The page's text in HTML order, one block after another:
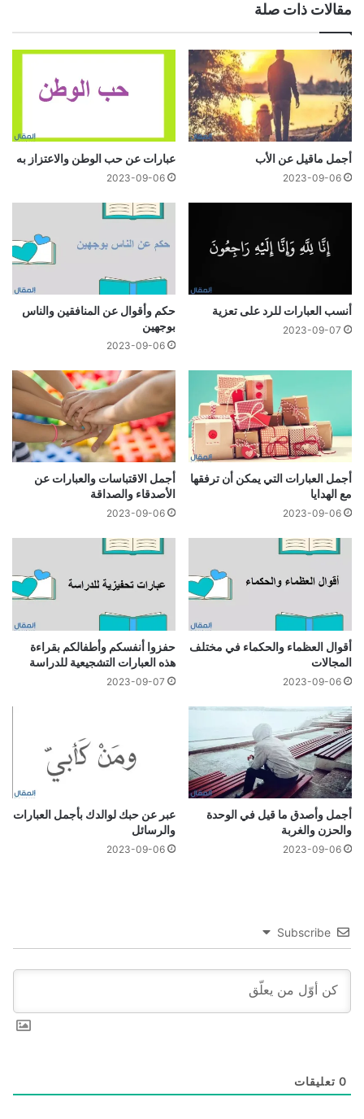
مقالات ذات صلة
أجمل ماقيل عن الأب
2023-09-06
عبارات عن حب الوطن والاعتزاز به
2023-09-06
أنسب العبارات للرد على تعزية
2023-09-07
حكم وأقوال عن المنافقين والناس
بوجهين
2023-09-06
أجمل العبارات التي يمكن أن ترفقها
مع الهدايا
2023-09-06
أجمل الاقتباسات والعبارات عن
الأصدقاء والصداقة
2023-09-06
أقوال العظماء والحكماء في مختلف
المجالات
2023-09-06
حفزوا أنفسكم وأطفالكم بقراءة
هذه العبارات التشجيعية للدراسة
2023-09-07
أجمل وأصدق ما قيل في الوحدة
والحزن والغربة
2023-09-06
عبر عن حبك لوالدك بأجمل العبارات
والرسائل
2023-09-06
Subscribe
0 تعليقات